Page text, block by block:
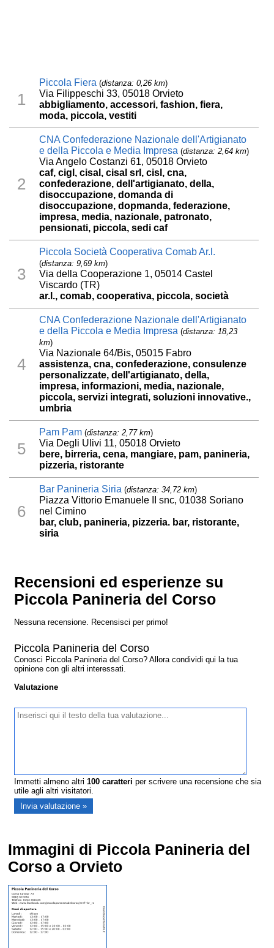
1
Piccola Fiera (distanza: 0,26 km)
Via Filippeschi 33, 05018 Orvieto
abbigliamento, accessori, fashion, fiera,
moda, piccola, vestiti
2
CNA Confederazione Nazionale dell'Artigianato
e della Piccola e Media Impresa (distanza: 2,64 km)
Via Angelo Costanzi 61, 05018 Orvieto
caf, cigl, cisal, cisal srl, cisl, cna,
confederazione, dell'artigianato, della,
disoccupazione, domanda di
disoccupazione, dopmanda, federazione,
impresa, media, nazionale, patronato,
pensionati, piccola, sedi caf
3
Piccola Società Cooperativa Comab Ar.l.
(distanza: 9,69 km)
Via della Cooperazione 1, 05014 Castel
Viscardo (TR)
ar.l., comab, cooperativa, piccola, società
4
CNA Confederazione Nazionale dell'Artigianato
e della Piccola e Media Impresa (distanza: 18,23
km)
Via Nazionale 64/Bis, 05015 Fabro
assistenza, cna, confederazione, consulenze
personalizzate, dell'artigianato, della,
impresa, informazioni, media, nazionale,
piccola, servizi integrati, soluzioni innovative.,
umbria
5
Pam Pam (distanza: 2,77 km)
Via Degli Ulivi 11, 05018 Orvieto
bere, birreria, cena, mangiare, pam, panineria,
pizzeria, ristorante
6
Bar Panineria Siria (distanza: 34,72 km)
Piazza Vittorio Emanuele II snc, 01038 Soriano
nel Cimino
bar, club, panineria, pizzeria. bar, ristorante,
siria
Recensioni ed esperienze su
Piccola Panineria del Corso
Nessuna recensione. Recensisci per primo!
Piccola Panineria del Corso
Conosci Piccola Panineria del Corso? Allora condividi qui la tua
opinione con gli altri interessati.
Valutazione
Immetti almeno altri100 caratteri per scrivere una recensione che sia
utile agli altri visitatori.
Immagini di Piccola Panineria del
Corso a Orvieto